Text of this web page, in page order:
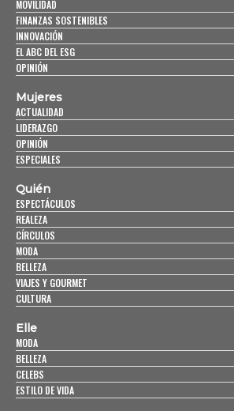
MOVILIDAD
FINANZAS SOSTENIBLES
INNOVACIÓN
EL ABC DEL ESG
OPINIÓN
Mujeres
ACTUALIDAD
LIDERAZGO
OPINIÓN
ESPECIALES
Quién
ESPECTÁCULOS
REALEZA
CÍRCULOS
MODA
BELLEZA
VIAJES Y GOURMET
CULTURA
Elle
MODA
BELLEZA
CELEBS
ESTILO DE VIDA